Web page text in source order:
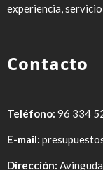
experiencia,
Contacto
Teléfono: 96 334
E-mail:
Dirección: